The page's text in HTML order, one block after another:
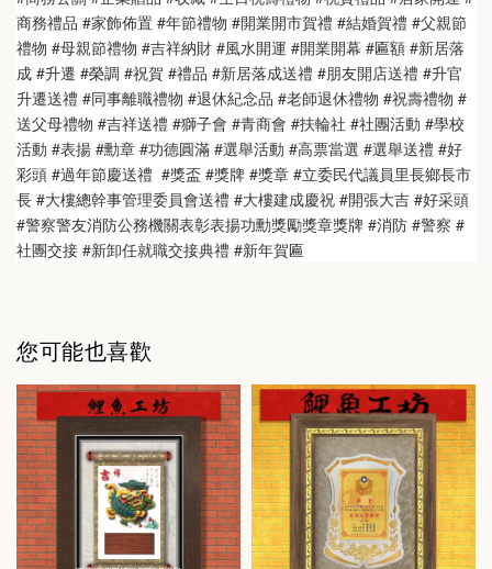
商務禮品 #家飾佈置 #年節禮物 #開業開市賀禮 #結婚賀禮 #父親節
禮物 #母親節禮物 #吉祥納財 #風水開運 #開業開幕 #匾額 #新居落
成 #升遷 #榮調 #祝賀 #禮品 #新居落成送禮 #朋友開店送禮 #升官
升遷送禮 #同事離職禮物 #退休紀念品 #老師退休禮物 #祝壽禮物 #
送父母禮物 #吉祥送禮 #獅子會 #青商會 #扶輪社 #社團活動 #學校
活動 #表揚 #勳章 #功德圓滿 #選舉活動 #高票當選 #選舉送禮 #好
彩頭 #過年節慶送禮  #獎盃 #獎牌 #獎章 #立委民代議員里長鄉長市
長 #大樓總幹事管理委員會送禮 #大樓建成慶祝 #開張大吉 #好采頭
#警察警友消防公務機關表彰表揚功勳獎勵獎章獎牌 #消防 #警察 #
社團交接 #新卸任就職交接典禮 #新年賀匾
您可能也喜歡